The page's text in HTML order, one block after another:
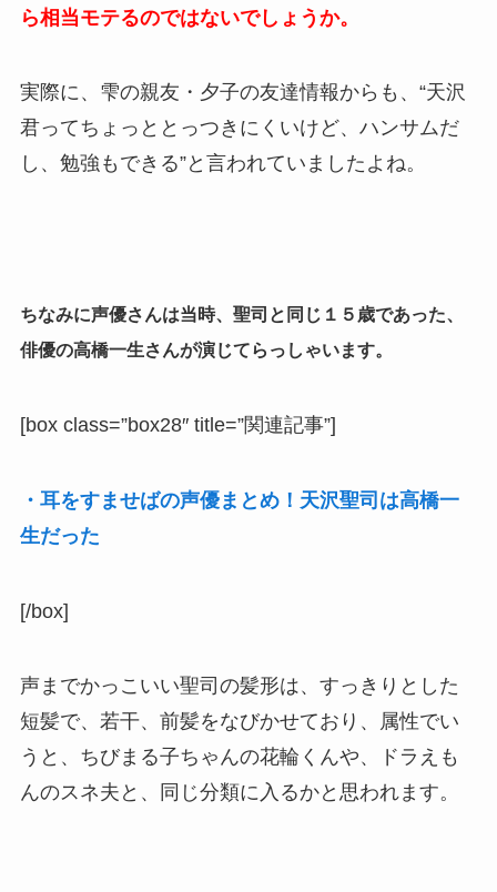
ら相当モテるのではないでしょうか。
実際に、雫の親友・夕子の友達情報からも、“天沢
君ってちょっととっつきにくいけど、ハンサムだ
し、勉強もできる”と言われていましたよね。
ちなみに声優さんは当時、聖司と同じ１５歳であった、
俳優の高橋一生さんが演じてらっしゃいます。
[box class=”box28″ title=”関連記事”]
・耳をすませばの声優まとめ！天沢聖司は高橋一
生だった
[/box]
声までかっこいい聖司の髪形は、すっきりとした
短髪で、若干、前髪をなびかせており、属性でい
うと、ちびまる子ちゃんの花輪くんや、ドラえも
んのスネ夫と、同じ分類に入るかと思われます。